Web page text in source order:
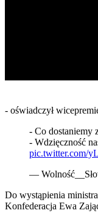
- oświadczył
- Co dostaniemy
- Wdzięczność
pic.twitter.com/
—
Do wystąpienia
Konfederacja Ewa